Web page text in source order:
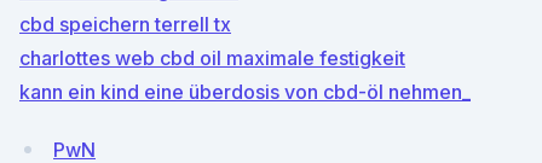
cbd speichern terrell tx
charlottes web cbd oil maximale festigkeit
kann ein kind eine überdosis von cbd-öl nehmen_
PwN